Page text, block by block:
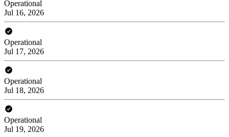
Operational
Jul 16, 2026
Operational
Jul 17, 2026
Operational
Jul 18, 2026
Operational
Jul 19, 2026